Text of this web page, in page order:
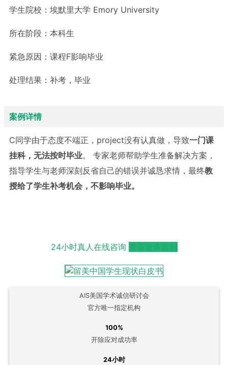
学生院校： 埃默里大学 Emory University
所在阶段： 本科生
紧急原因： 课程F影响毕业
处理结果： 补考，毕业
案例详情
C同学由于态度不端正，project没有认真做，导致一门课
挂科，无法按时毕业。 专家老师帮助学生准备解决方案，
指导学生与老师深刻反省自己的错误并诚恳求情，最终教
授给了学生补考机会，不影响毕业。
24小时真人在线咨询
AIS美国学术诚信研讨会
官方唯一指定机构
100%
开除应对成功率
24小时